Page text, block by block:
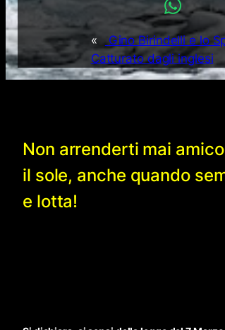
«
Gino Birindelli e lo
Catturato dagli inglesi
Non arrenderti mai
il sole, anche quando
e lotta!